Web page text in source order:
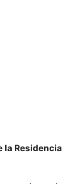
Residencia